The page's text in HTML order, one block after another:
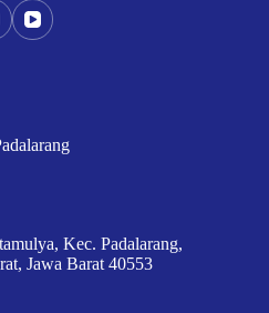
Kec. Padalarang,
Jawa Barat 40553